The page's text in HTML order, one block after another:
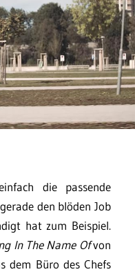
die passende
den blöden Job
hat zum Beispiel.
In The Name Ofvon
dem Büro des Chefs